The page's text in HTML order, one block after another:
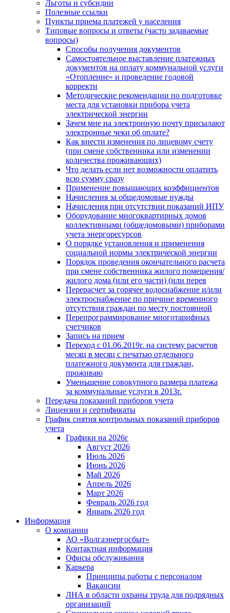
Льготы и субсидии
Полезные ссылки
Пункты приема платежей у населения
Типовые вопросы и ответы (часто задаваемые
вопросы)
Способы получения документов
Самостоятельное выставление платежных
документов на оплату коммунальной услуги
«Отопление» и проведение годовой
корректи
Методические рекомендации по подготовке
места для установки прибора учета
электрической энергии
Зачем мне на электронную почту присылают
электронные чеки об оплате?
Как внести изменения по лицевому счету
(при смене собственника или изменении
количества проживающих)
Что делать если нет возможности оплатить
всю сумму сразу
Применение повышающих коэффициентов
Начисления за общедомовые нужды
Начисления при отсутствии показаний ИПУ
Оборудование многоквартирных домов
коллективными (общедомовыми) приборами
учета энергоресурсов
О порядке установления и применения
социальной нормы электрической энергии
Порядок проведения окончательного расчета
при смене собственника жилого помещения/
жилого дома (или его части) (или перев
Перерасчет за горячее водоснабжение и/или
электроснабжение по причине временного
отсутствия граждан по месту постоянной
Перепрограммирование многотарифных
счетчиков
Запись на прием
Переход с 01.06.2019г. на систему расчетов
месяц в месяц с печатью отдельного
платежного документа для граждан,
проживаю
Уменьшение совокупного размера платежа
за коммунальные услуги в 2013г.
Передача показаний приборов учета
Лицензии и сертификаты
График снятия контрольных показаний приборов
учета
Графики на 2026г
Август 2026
Июль 2026
Июнь 2026
Май 2026
Апрель 2026
Март 2026
Февраль 2026 год
Январь 2026 год
Информация
О компании
АО «Волгаэнергосбыт»
Контактная информация
Офисы обслуживания
Карьера
Принципы работы с персоналом
Вакансии
ЛНА в области охраны труда для подрядных
организаций